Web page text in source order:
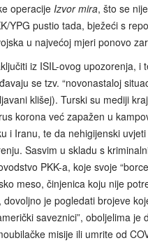
operacije Izvor mira, što se
YPG pustio tada, bježeći s
u najvećoj mjeri ponovo
iz ISIL-ovog upozorenja, i
se tzv. “novonastaloj
klišej). Turski su mediji
korona već zapažen u
i Iranu, te da nehigijenski
Sasvim u skladu s
PKK-a, koje svoje
meso, činjenica koju nije
je pogledati brojeve
saveznici”, oboljelima je
misije ili umrite od